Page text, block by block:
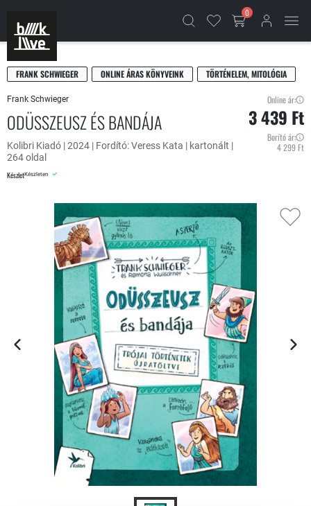
0
FRANK SCHWIEGER ONLINE ÁRAS KÖNYVEINK TÖRTÉNELEM, MITOLÓGIA
Frank Schwieger
ODÜSSZEUSZ ÉS BANDÁJA
Kolibri Kiadó | 2024 | Fordító: Veress Kata | kartonált |
264 oldal
KészletKészleten
Online ár:
3 439 Ft
Borító ár:
4 299 Ft